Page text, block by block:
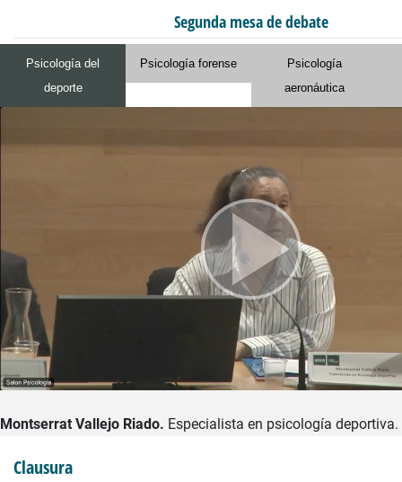
Segunda mesa de debate
Psicología del
deporte
Psicología forense
Psicología
aeronáutica
Montserrat Vallejo Riado. Especialista en psicología deportiva.
Clausura